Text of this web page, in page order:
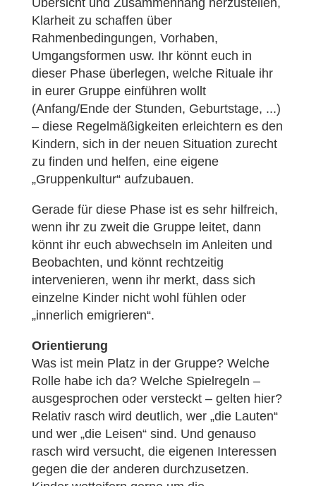
Übersicht und Zusammenhang herzustellen,
Klarheit zu schaffen über
Rahmenbedingungen, Vorhaben,
Umgangsformen usw. Ihr könnt euch in
dieser Phase überlegen, welche Rituale ihr
in eurer Gruppe einführen wollt
(Anfang/Ende der Stunden, Geburtstage, ...)
– diese Regelmäßigkeiten erleichtern es den
Kindern, sich in der neuen Situation zurecht
zu finden und helfen, eine eigene
„Gruppenkultur“ aufzubauen.
Gerade für diese Phase ist es sehr hilfreich,
wenn ihr zu zweit die Gruppe leitet, dann
könnt ihr euch abwechseln im Anleiten und
Beobachten, und könnt rechtzeitig
intervenieren, wenn ihr merkt, dass sich
einzelne Kinder nicht wohl fühlen oder
„innerlich emigrieren“.
Orientierung
Was ist mein Platz in der Gruppe? Welche
Rolle habe ich da? Welche Spielregeln –
ausgesprochen oder versteckt – gelten hier?
Relativ rasch wird deutlich, wer „die Lauten“
und wer „die Leisen“ sind. Und genauso
rasch wird versucht, die eigenen Interessen
gegen die der anderen durchzusetzen.